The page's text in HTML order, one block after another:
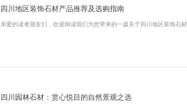
四川地区装饰石材产品推荐及选购指南
亲爱的读者朋友们，欢迎阅读我们为您带来的一篇关于四川地区装饰
四川园林石材：赏心悦目的自然景观之选